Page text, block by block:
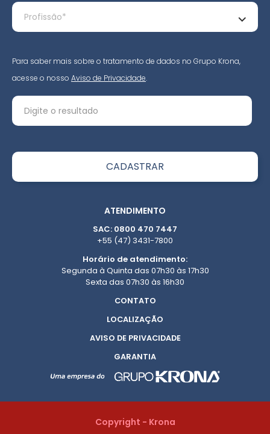
Para saber mais sobre o tratamento de dados no Grupo Krona,
acesse o nosso Aviso de Privacidade.
ATENDIMENTO
SAC: 0800 470 7447
+55 (47) 3431-7800
Horário de atendimento:
Segunda à Quinta das 07h30 às 17h30
Sexta das 07h30 às 16h30
CONTATO
LOCALIZAÇÃO
AVISO DE PRIVACIDADE
GARANTIA
Copyright - Krona